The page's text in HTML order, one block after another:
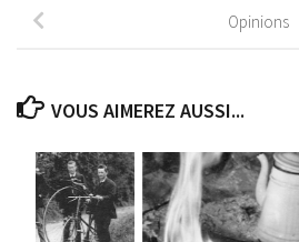
Opinions
VOUS AIMEREZ AUSSI...